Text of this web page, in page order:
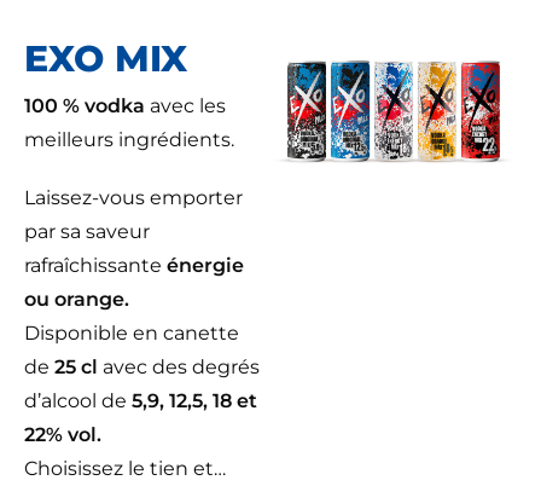
EXO MIX
100 % vodka avec les
meilleurs ingrédients.
Laissez-vous emporter
par sa saveur
rafraîchissante énergie
ou orange.
Disponible en canette
de 25 cl avec des degrés
d’alcool de 5,9, 12,5, 18 et
22% vol.
Choisissez le tien et…